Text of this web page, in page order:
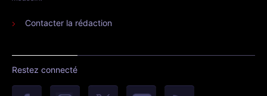
Contacter la rédaction
Restez connecté